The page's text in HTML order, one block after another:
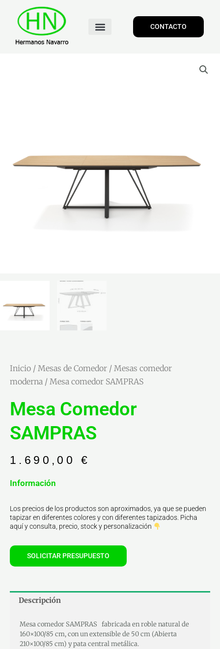
CONTACTO
Inicio / Mesas de Comedor / Mesas comedor
moderna / Mesa comedor SAMPRAS
Mesa Comedor
SAMPRAS
1.690,00 €
Información
Los precios de los productos son aproximados, ya que se pueden
tapizar en diferentes colores y con diferentes tapizados. Picha
aquí y consulta, precio, stock y personalización
SOLICITAR PRESUPUESTO
Descripción
Mesa comedor SAMPRAS fabricada en roble natural de
160×100/85 cm, con un extensible de 50 cm (Abierta
210×100/85 cm) y pata central metálica.